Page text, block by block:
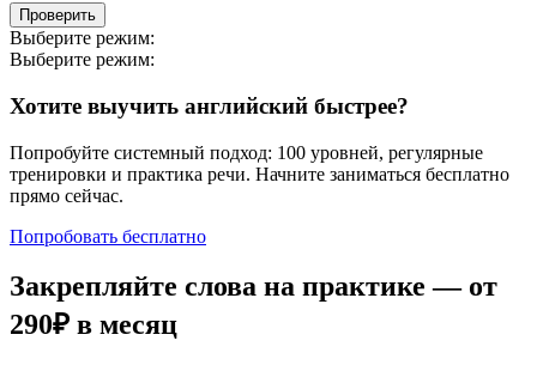
Проверить
Выберите режим:
Выберите режим:
Хотите выучить английский быстрее?
Попробуйте системный подход: 100 уровней, регулярные
тренировки и практика речи. Начните заниматься бесплатно
прямо сейчас.
Попробовать бесплатно
Закрепляйте слова на практике — от
290₽ в месяц